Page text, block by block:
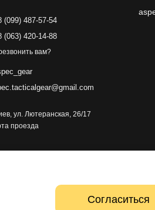
(099) 487-57-54
(063) 420-14-88
вам?
ул. Лютеранская, 26/17
проезда
Согласиться